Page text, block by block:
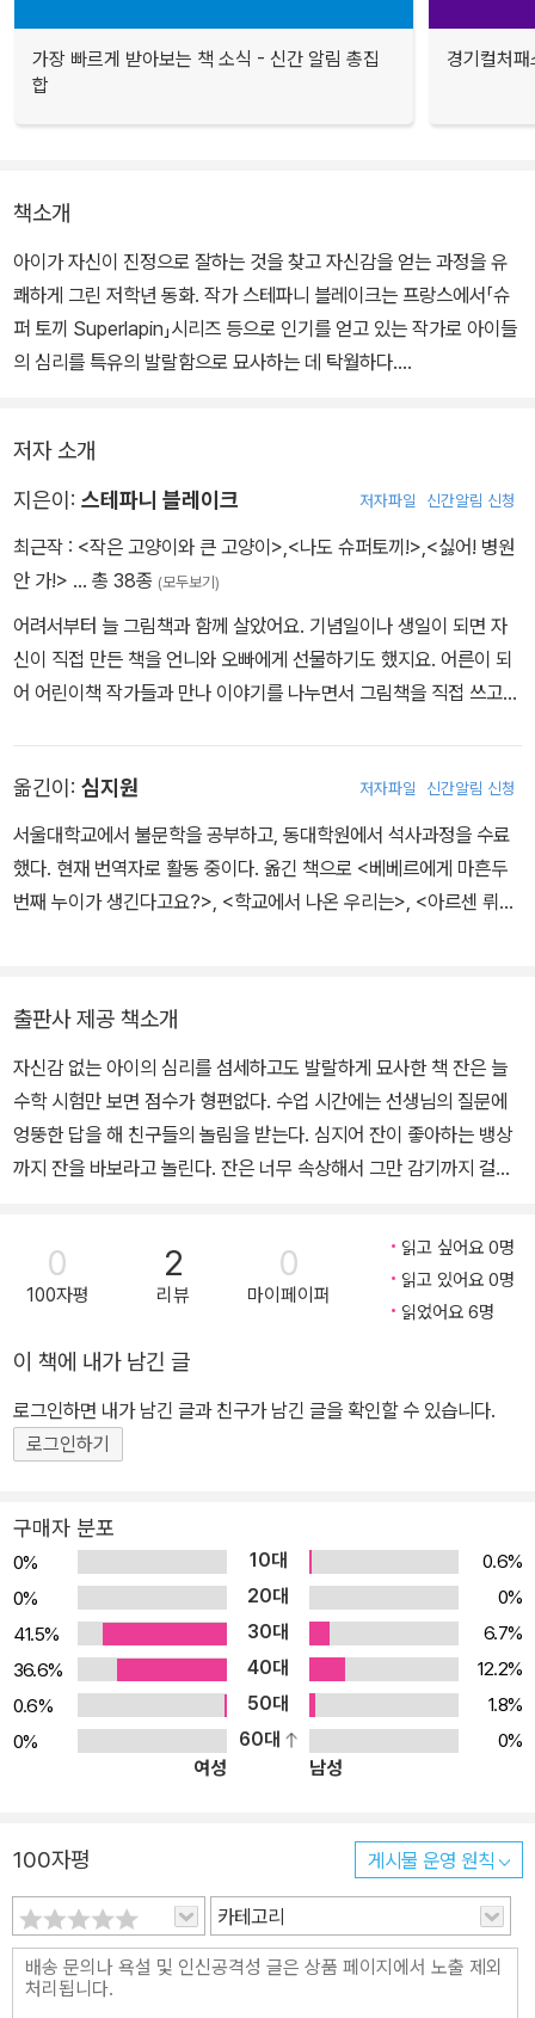
가장 빠르게 받아보는 책 소식 - 신간 알림 총집
합
경기컬처
책소개
아이가 자신이 진정으로 잘하는 것을 찾고 자신감을 얻는 과정을 유
쾌하게 그린 저학년 동화. 작가 스테파니 블레이크는 프랑스에서「슈
퍼 토끼 Superlapin」시리즈 등으로 인기를 얻고 있는 작가로 아이들
의 심리를 특유의 발랄함으로 묘사하는 데 탁월하다.
잔이 미술에 대한 자신감을 갖게 되기까지의 유쾌한 사건을 아이의
시각으로 발랄하게 풀어냈다. 작가가 직접 그린 유머 있는 그림이 이
저자 소개
지은이: 스테파니 블레이크 저자파일 신간알림 신청
최근작 : <작은 고양이와 큰 고양이>,<나도 슈퍼토끼!>,<싫어! 병원
안 가!> … 총 38종 (모두보기)
어려서부터 늘 그림책과 함께 살았어요. 기념일이나 생일이 되면 자
신이 직접 만든 책을 언니와 오빠에게 선물하기도 했지요. 어른이 되
어 어린이책 작가들과 만나 이야기를 나누면서 그림책을 직접 쓰고
그림책 주인공 중 한 명이랍니다.
옮긴이: 심지원 저자파일 신간알림 신청
서울대학교에서 불문학을 공부하고, 동대학원에서 석사과정을 수료
했다. 현재 번역자로 활동 중이다. 옮긴 책으로 <베베르에게 마흔두
번째 누이가 생긴다고요?>, <학교에서 나온 우리는>, <아르센 뤼팽
출판사 제공 책소개
자신감 없는 아이의 심리를 섬세하고도 발랄하게 묘사한 책 잔은 늘
수학 시험만 보면 점수가 형편없다. 수업 시간에는 선생님의 질문에
엉뚱한 답을 해 친구들의 놀림을 받는다. 심지어 잔이 좋아하는 뱅상
까지 잔을 바보라고 놀린다. 잔은 너무 속상해서 그만 감기까지 걸리
마네 집에서 앙리 마티스의 ‘금붕어’라는 그림을 보게 된다. 안느 아줌
마는 화가들이 모두 수학을 잘했던 것은 아니라며 잔의 기운을 북돋
워 준다. 자신감을 되찾은 잔은 학교에 가 운동장 바닥에 멋진 그림을
자신이 진정으로 잘할 수 있는 게 있다는 걸 깨닫고 기뻐한다. 작가는
아이들의 심리를 섬세하면서도 유쾌하게 묘사한다. 주인공 잔의 목소
리로 다양한 감정의 변화를 직접 전달하고 있어 어느 아이가 읽어도
마치 친구 이야기를 듣는 듯 공감할 수 있다. 한창 친구들과의 관계를
이나 선생님의 꾸중에도 쉽게 자신감을 잃고 소극적으로 되기 쉽다.
작가는 수학을 못하는 주인공 잔을 통해 ‘수학 공포증’을 가진 많은 아
이들의 공감을 이끌어 낸다. 수학을 못하는 잔이 수학 시험 전에 공포
를 느끼는 장면이나, 선생님의 꾸중과 아이들의 놀림을 받고 부끄러
워하는 모습을 보며, 아이들은 마치 자신의 모습을 보는 듯 함께 웃을
수 있다. 이 책은 아이들에게 진정 자신이 잘할 수 있는 것을 찾도록
용기를 북돋워 주며, 아주 작은 것이라도 자신의 능력을 소중히 여길
수 있도록 도와준다. 화가 아줌마를 통해 수학을 잘하는 것만이 인정
은 좀 더 자신에 대해 돌아볼 수 있는 기회를 마련할 수 있으며, 성장
과정에서 으레 겪게 되는 자신에 대한 의문과 불신을 날려 버릴 수 있
을 것이다. 아이들이 그린 것 같은 친근한 그림 아이가 그린 것처럼 단
순하고 깜찍한 그림 또한 아이들 눈높이에 시선을 맞춘 작가의 섬세
함을 보여준다. 프랑스에서 많은 그림책에 그림을 그린 작가이자 일
러스트레이터 스테파니 블레이크는 단순한 먹 선과 간결한 묘사로 아
0
100자평
2
리뷰
0
마이페이퍼
읽고 싶어요 0명
읽고 있어요 0명
읽었어요 6명
이 책에 내가 남긴 글
로그인하면 내가 남긴 글과 친구가 남긴 글을 확인할 수 있습니다.
로그인하기
구매자 분포
0% 10대
0.6%
0%
20대
0%
41.5%
30대
6.7%
36.6%
40대
12.2%
0.6%
50대
1.8%
0%
60대
0%
여성
남성
100자평 게시물 운영 원칙
카테고리